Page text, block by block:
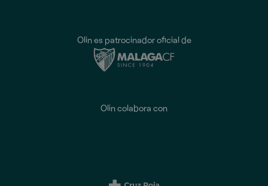
Olin es patrocinador oficial de
Olin colabora con